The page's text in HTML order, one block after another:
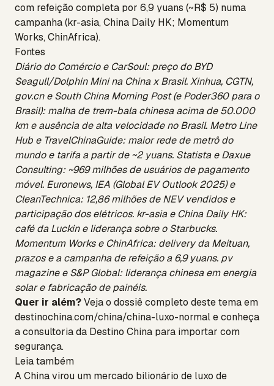
com refeição completa por 6,9 yuans (~R$ 5) numa
campanha (kr-asia, China Daily HK; Momentum
Works, ChinAfrica).
Fontes
Diário do Comércio e CarSoul: preço do BYD
Seagull/Dolphin Mini na China x Brasil. Xinhua, CGTN,
gov.cn e South China Morning Post (e Poder360 para o
Brasil): malha de trem-bala chinesa acima de 50.000
km e ausência de alta velocidade no Brasil. Metro Line
Hub e TravelChinaGuide: maior rede de metrô do
mundo e tarifa a partir de ~2 yuans. Statista e Daxue
Consulting: ~969 milhões de usuários de pagamento
móvel. Euronews, IEA (Global EV Outlook 2025) e
CleanTechnica: 12,86 milhões de NEV vendidos e
participação dos elétricos. kr-asia e China Daily HK:
café da Luckin e liderança sobre o Starbucks.
Momentum Works e ChinAfrica: delivery da Meituan,
prazos e a campanha de refeição a 6,9 yuans. pv
magazine e S&P Global: liderança chinesa em energia
solar e fabricação de painéis.
Quer ir além?Veja o dossiê completo deste tema em
destinochina.com/china/china-luxo-normale conheça
aconsultoria da Destino China para importar com
segurança.
Leia também
A China virou um mercado bilionário de luxo de